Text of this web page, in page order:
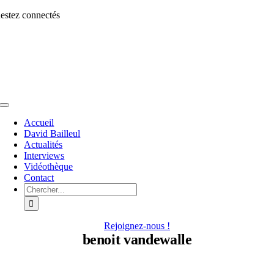
Allerconnectés
Toggle
NavigationAccueil
David Bailleul
Actualités
Interviews
Vidéothèque
Contact
Rechercher:
Rejoignez-nous !
benoit vandewalle